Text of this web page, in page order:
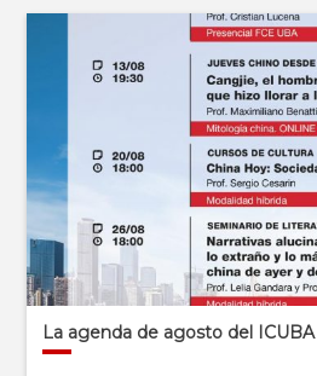
La agenda de agosto del ICUBA